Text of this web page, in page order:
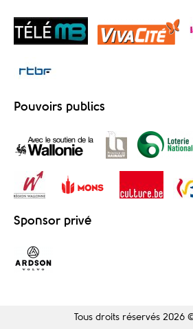
Pouvoirs publics
Sponsor privé
Tous droits réservés 2026